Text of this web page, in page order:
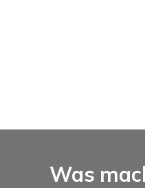
Was